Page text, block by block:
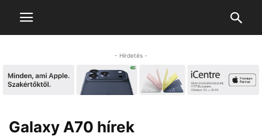
- Hirdetés -
Galaxy A70 hírek